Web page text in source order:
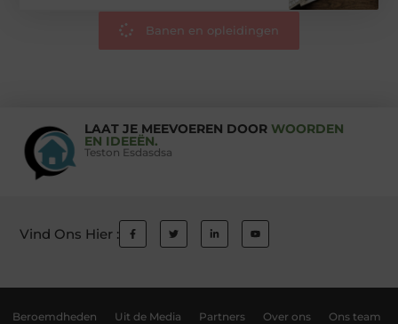
Banen en opleidingen
LAAT JE MEEVOEREN DOOR WOORDEN
EN IDEEËN.
Teston Esdasdsa
Vind Ons Hier :
Beroemdheden Uit de Media Partners Over ons Ons team